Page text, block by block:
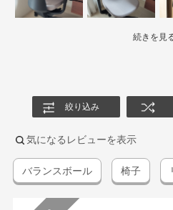
続きを見
絞り込み
気になるレビューを表示
バランスボール 椅子